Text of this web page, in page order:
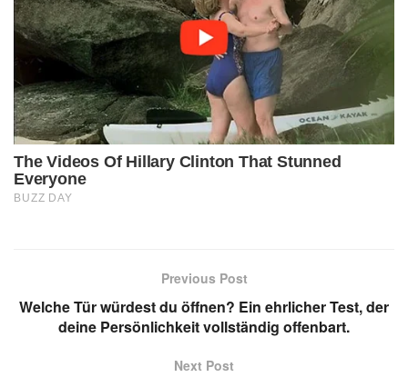
Previous Post
Welche Tür würdest du öffnen? Ein ehrlicher Test, der
deine Persönlichkeit vollständig offenbart.
Next Post